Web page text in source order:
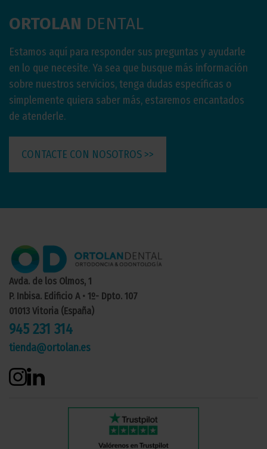
ORTOLAN DENTAL
Estamos aquí para responder sus preguntas y ayudarle
en lo que necesite. Ya sea que busque más información
sobre nuestros servicios, tenga dudas específicas o
simplemente quiera saber más, estaremos encantados
de atenderle.
CONTACTE CON NOSOTROS >>
Avda. de los Olmos, 1
P. Inbisa. Edificio A • 1º- Dpto. 107
01013 Vitoria (España)
945 231 314
tienda@ortolan.es